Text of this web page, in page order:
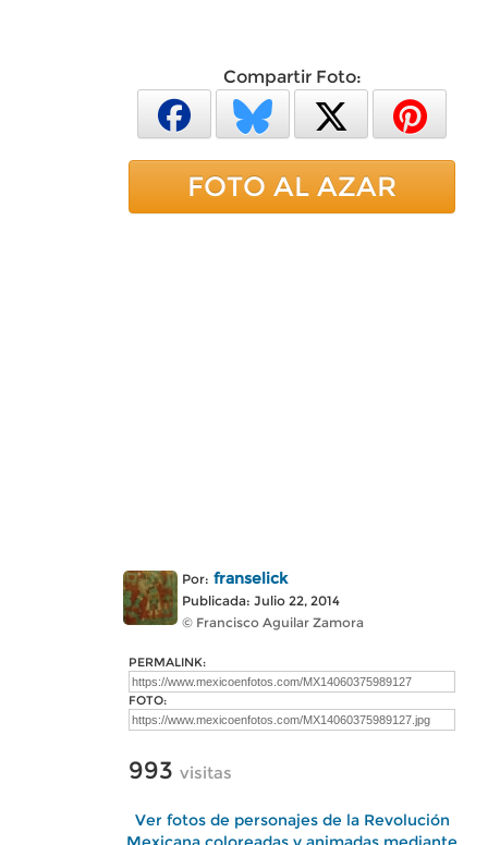
Compartir Foto:
FOTO AL AZAR
Por: franselick
Publicada: Julio 22, 2014
© Francisco Aguilar Zamora
PERMALINK:
FOTO:
993 visitas
Ver fotos de personajes de la Revolución